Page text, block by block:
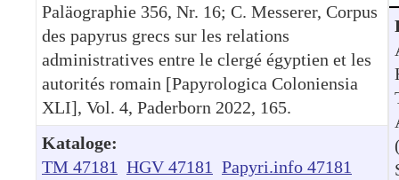
Paläographie 356, Nr. 16; C. Messerer, Corpus
des papyrus grecs sur les relations
administratives entre le clergé égyptien et les
autorités romain [Papyrologica Coloniensia
XLI], Vol. 4, Paderborn 2022, 165.
Kataloge:
TM 47181 HGV 47181 Papyri.info 47181